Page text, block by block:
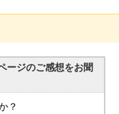
ージのご感想をお聞
？